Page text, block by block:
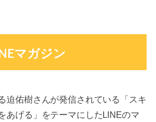
マガジン
迫佑樹さんが発信されている「スキ
あげる」をテーマにしたLINEのマ